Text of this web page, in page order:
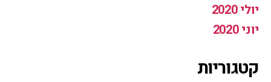
יולי 2020
יוני 2020
קטגוריות